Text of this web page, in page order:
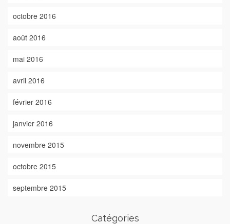
octobre 2016
août 2016
mai 2016
avril 2016
février 2016
janvier 2016
novembre 2015
octobre 2015
septembre 2015
Catégories